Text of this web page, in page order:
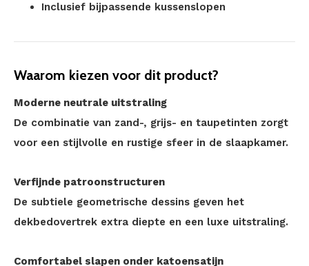
Inclusief bijpassende kussenslopen
Waarom kiezen voor dit product?
Moderne neutrale uitstraling
De combinatie van zand-, grijs- en taupetinten zorgt
voor een stijlvolle en rustige sfeer in de slaapkamer.
Verfijnde patroonstructuren
De subtiele geometrische dessins geven het
dekbedovertrek extra diepte en een luxe uitstraling.
Comfortabel slapen onder katoensatijn